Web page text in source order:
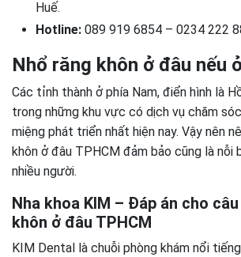
Huế.
Hotline: 089 919 6854 – 0234 222
Nhổ răng khôn ở đâu nếu
Các tỉnh thành ở phía Nam, điển hình là
trong những khu vực có dịch vụ chăm
miệng phát triển nhất hiện nay. Vậy nên
khôn ở đâu TPHCM đảm bảo cũng là nỗi
nhiều người.
Nha khoa KIM – Đáp án cho
khôn ở đâu TPHCM
KIM Dental là chuỗi phòng khám nổi